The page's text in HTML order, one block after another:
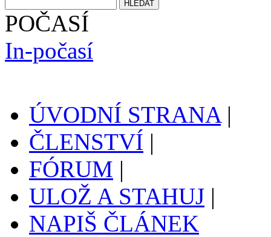
POČASÍ
In-počasí
ÚVODNÍ STRANA|
ČLENSTVÍ |
FÓRUM |
ULOŽ A STAHUJ |
NAPIŠ ČLÁNEK